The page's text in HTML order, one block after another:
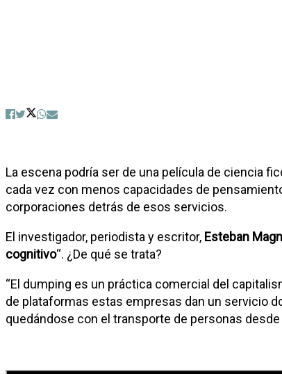
La escena podría ser de una película de ciencia
cada vez con menos capacidades de
corporaciones detrás de esos servicios.
El investigador, periodista y escritor, Esteban
cognitivo“. ¿De qué se trata?
“El dumping es un práctica comercial del
de plataformas estas empresas dan un servicio
quedándose con el transporte de personas